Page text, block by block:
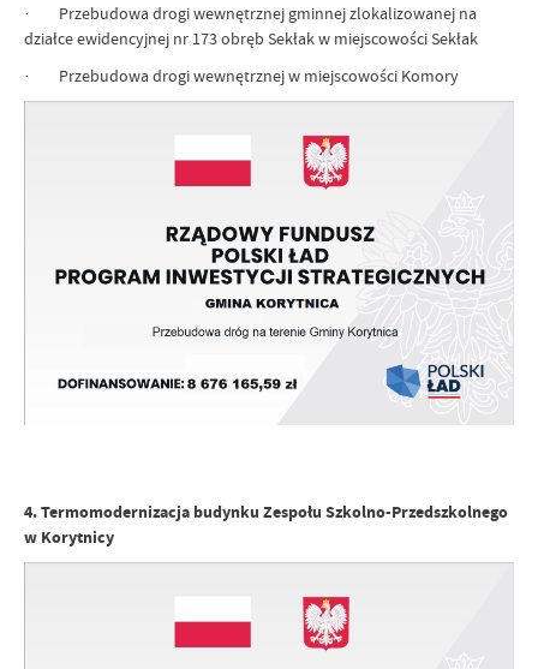
· Przebudowa drogi wewnętrznej gminnej zlokalizowanej na
działce ewidencyjnej nr 173 obręb Sekłak w miejscowości Sekłak
· Przebudowa drogi wewnętrznej w miejscowości Komory
4. Termomodernizacja budynku Zespołu Szkolno-Przedszkolnego
w Korytnicy